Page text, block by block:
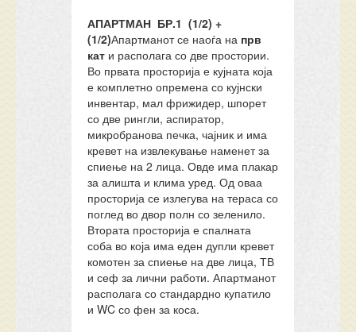
АПАРТМАН БР.1 (1/2) +
(1/2)Апартманот се наоѓа на прв
кат и располага со две простории.
Во првата просторија е кујната која
е комплетно опремена со кујнски
инвентар, мал фрижидер, шпорет
со две рингли, аспиратор,
микробранова печка, чајник и има
кревет на извлекување наменет за
спиење на 2 лица. Овде има плакар
за алишта и клима уред. Од оваа
просторија се излегува на тераса со
поглед во двор полн со зеленило.
Втората просторија е спалната
соба во која има еден дупли кревет
комотен за спиење на две лица, ТВ
и сеф за лични работи. Апартманот
располага со стандардно купатило
и WC со фен за коса.